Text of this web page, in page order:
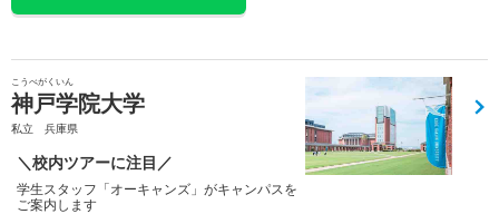
こうべがくいん
神戸学院大学
私立 兵庫県
＼校内ツアーに注目／
学生スタッフ「オーキャンズ」がキャンパスを
ご案内します